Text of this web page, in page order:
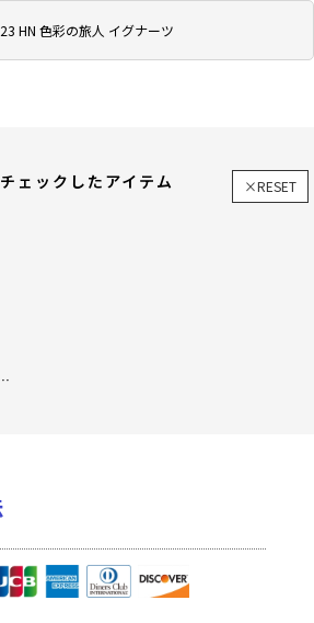
HN 色彩の旅人 イグナーツ
ェックしたアイテム ×RESET
の旅人 イグナーツ